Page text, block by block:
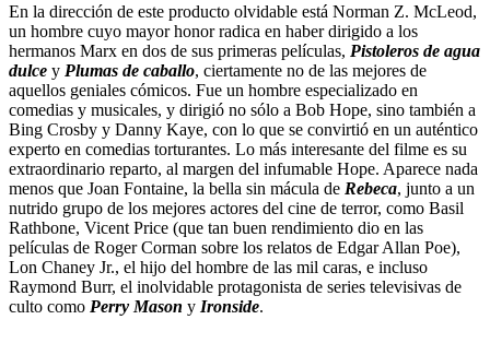
En la dirección de este producto olvidable está Norman Z. McLeod,
un hombre cuyo mayor honor radica en haber dirigido a los
hermanos Marx en dos de sus primeras películas, Pistoleros de agua
dulce y Plumas de caballo, ciertamente no de las mejores de
aquellos geniales cómicos. Fue un hombre especializado en
comedias y musicales, y dirigió no sólo a Bob Hope, sino también a
Bing Crosby y Danny Kaye, con lo que se convirtió en un auténtico
experto en comedias torturantes. Lo más interesante del filme es su
extraordinario reparto, al margen del infumable Hope. Aparece nada
menos que Joan Fontaine, la bella sin mácula de Rebeca, junto a un
nutrido grupo de los mejores actores del cine de terror, como Basil
Rathbone, Vicent Price (que tan buen rendimiento dio en las
películas de Roger Corman sobre los relatos de Edgar Allan Poe),
Lon Chaney Jr., el hijo del hombre de las mil caras, e incluso
Raymond Burr, el inolvidable protagonista de series televisivas de
culto como Perry Mason y Ironside.